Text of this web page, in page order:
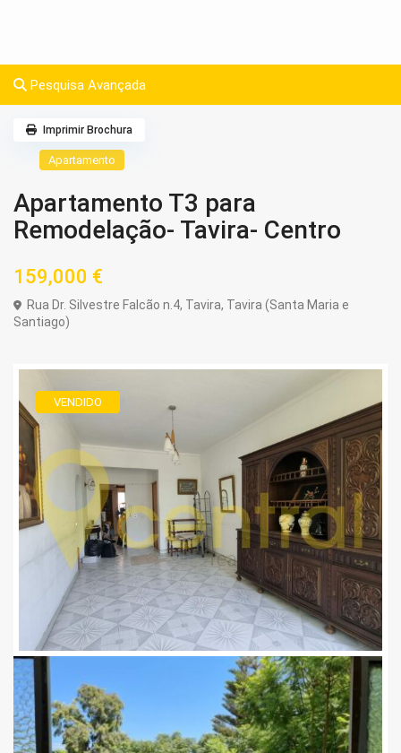
Pesquisa Avançada
Apartamento
Apartamento T3 para
Remodelação- Tavira- Centro
159,000 €
Rua Dr. Silvestre Falcão n.4, Tavira, Tavira (Santa Maria e
Santiago)
Imprimir Brochura
VENDIDO